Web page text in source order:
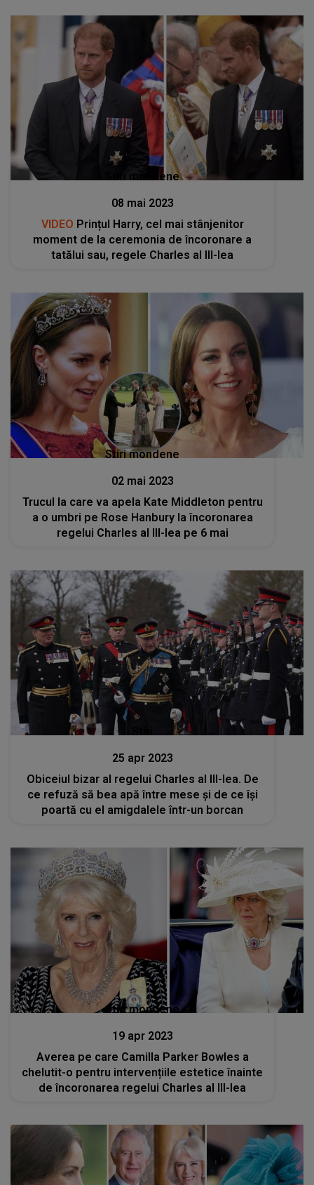
Stiri mondene
08 mai 2023
VIDEO Prințul Harry, cel mai stânjenitor
moment de la ceremonia de încoronare a
tatălui sau, regele Charles al III-lea
Stiri mondene
02 mai 2023
Trucul la care va apela Kate Middleton pentru
a o umbri pe Rose Hanbury la încoronarea
regelui Charles al III-lea pe 6 mai
25 apr 2023
Obiceiul bizar al regelui Charles al III-lea. De
ce refuză să bea apă între mese și de ce își
poartă cu el amigdalele într-un borcan
Stiri mondene
19 apr 2023
Averea pe care Camilla Parker Bowles a
chelutit-o pentru intervențiile estetice înainte
de încoronarea regelui Charles al III-lea